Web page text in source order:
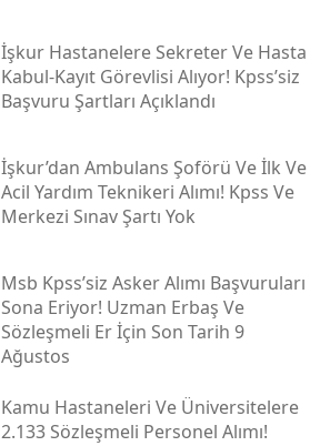
İşkur Hastanelere Sekreter Ve Hasta
Kabul-Kayıt Görevlisi Alıyor! Kpss’siz
Başvuru Şartları Açıklandı
İşkur’dan Ambulans Şoförü Ve İlk Ve
Acil Yardım Teknikeri Alımı! Kpss Ve
Merkezi Sınav Şartı Yok
Msb Kpss’siz Asker Alımı Başvuruları
Sona Eriyor! Uzman Erbaş Ve
Sözleşmeli Er İçin Son Tarih 9
Ağustos
Kamu Hastaneleri Ve Üniversitelere
2.133 Sözleşmeli Personel Alımı!